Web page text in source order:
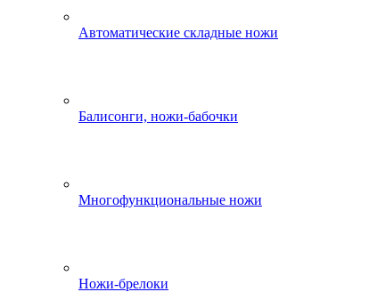
Автоматические складные ножи
Балисонги, ножи-бабочки
Многофункциональные ножи
Ножи-брелоки